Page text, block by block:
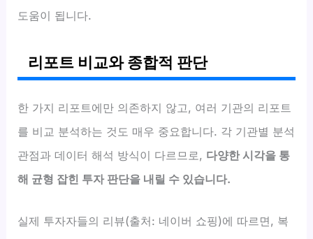
도움이 됩니다.
리포트 비교와 종합적 판단
한 가지 리포트에만 의존하지 않고, 여러 기관의 리포트
를 비교 분석하는 것도 매우 중요합니다. 각 기관별 분석
관점과 데이터 해석 방식이 다르므로, 다양한 시각을 통
해 균형 잡힌 투자 판단을 내릴 수 있습니다.
실제 투자자들의 리뷰(출처: 네이버 쇼핑)에 따르면, 복